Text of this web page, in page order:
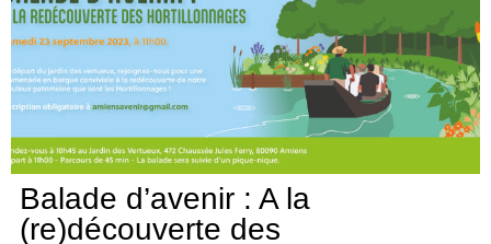
Balade d’avenir : A la
(re)découverte des